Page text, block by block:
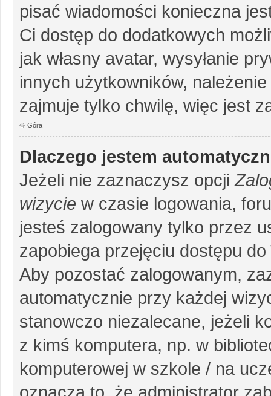
pisać wiadomości konieczna
Ci dostęp do dodatkowych
jak własny avatar, wysyłanie
innych użytkowników,
zajmuje tylko chwilę, więc jest
Góra
Dlaczego jestem
Jeżeli nie zaznaczysz opcji
wizycie w czasie logowania,
jesteś zalogowany tylko przez
zapobiega przejęciu dostępu
Aby pozostać zalogowanym,
automatycznie przy każdej
stanowczo niezalecane, jeżeli
z kimś komputera, np. w
komputerowej w szkole / na
oznacza to, że administrator